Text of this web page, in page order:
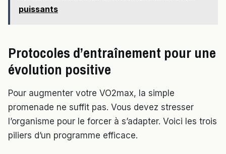
puissants
Protocoles d’entraînement pour une
évolution positive
Pour augmenter votre VO2max, la simple
promenade ne suffit pas. Vous devez stresser
l’organisme pour le forcer à s’adapter. Voici les trois
piliers d’un programme efficace.